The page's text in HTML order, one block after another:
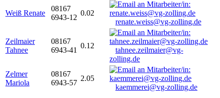
Weiß Renate
08167
6943-12
0.02
renate.weiss@vg-zolling.de
Zeilmaier
Tahnee
08167
6943-41
0.12
tahnee.zeilmaier@vg-
zolling.de
Zelmer
Mariola
08167
6943-57
2.05
kaemmerei@vg-zolling.de